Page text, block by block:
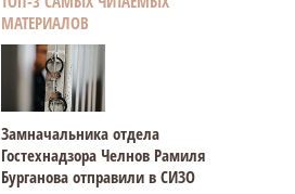
МАТЕРИАЛОВ
Замначальника отдела
Гостехнадзора Челнов Рамиля
Бурганова отправили в СИЗО